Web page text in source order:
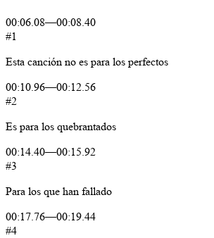
00:06.08—00:08.40
#1
Esta canción no es para los perfectos
00:10.96—00:12.56
#2
Es para los quebrantados
00:14.40—00:15.92
#3
Para los que han fallado
00:17.76—00:19.44
#4